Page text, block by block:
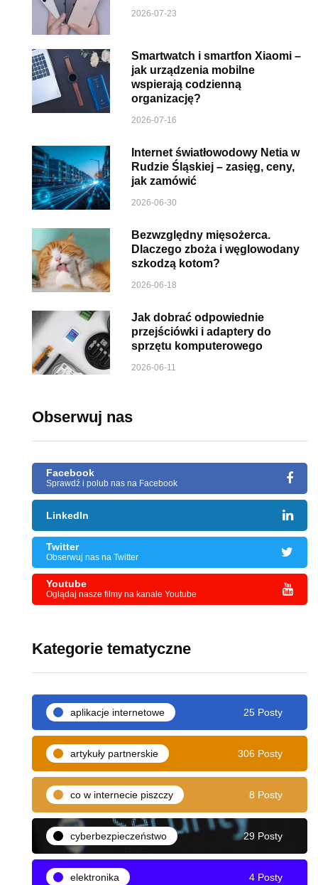
2026-07-23
Smartwatch i smartfon Xiaomi –
jak urządzenia mobilne
wspierają codzienną
organizację?
2026-07-16
Internet światłowodowy Netia w
Rudzie Śląskiej – zasięg, ceny,
jak zamówić
2026-06-30
Bezwzględny mięsożerca.
Dlaczego zboża i węglowodany
szkodzą kotom?
2026-06-18
Jak dobrać odpowiednie
przejściówki i adaptery do
sprzętu komputerowego
2026-06-11
Obserwuj nas
Facebook
Sprawdź i polub nas na Facebook
LinkedIn
Twitter
Obserwuj nas na Twitter
Youtube
Oglądaj nasze filmy na kanale Youtube
Kategorie tematyczne
aplikacje internetowe 25 Posty
artykuły partnerskie 306 Posty
co w internecie piszczy 8 Posty
cyberbezpieczeństwo 29 Posty
elektronika 4 Posty